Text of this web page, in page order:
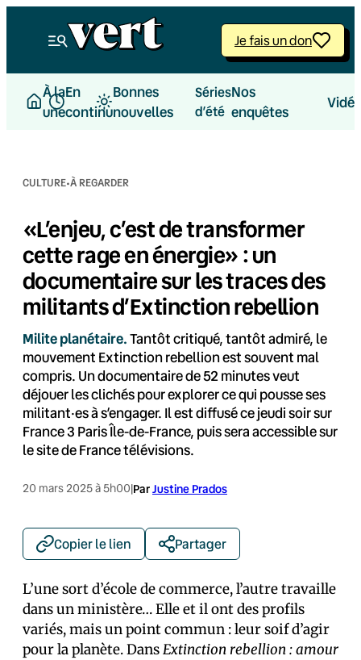
Je fais un don
À la
une
En
continu
Bonnes
nouvelles
Séries
d’été
Nos
enquêtes
CULTURE·À REGARDER
«L’enjeu, c’est de transformer
cette rage en énergie» : un
documentaire sur les traces des
militants d’Extinction rebellion
Milite planétaire.Tantôt critiqué, tantôt admiré, le
mouvement Extinction rebellion est souvent mal
compris. Un documentaire de 52 minutes veut
déjouer les clichés pour explorer ce qui pousse ses
militant·es à s’engager. Il est diffusé ce jeudi soir sur
France 3 Paris Île-de-France, puis sera accessible sur
le site de France télévisions.
20 mars 2025 à 5h00|ParJustine Prados
Copier le lien Partager
L’une sort d’école de commerce, l’autre travaille
dans un ministère… Elle et il ont des profils
variés, mais un point commun : leur soif d’agir
pour la planète. DansExtinction rebellion : amour